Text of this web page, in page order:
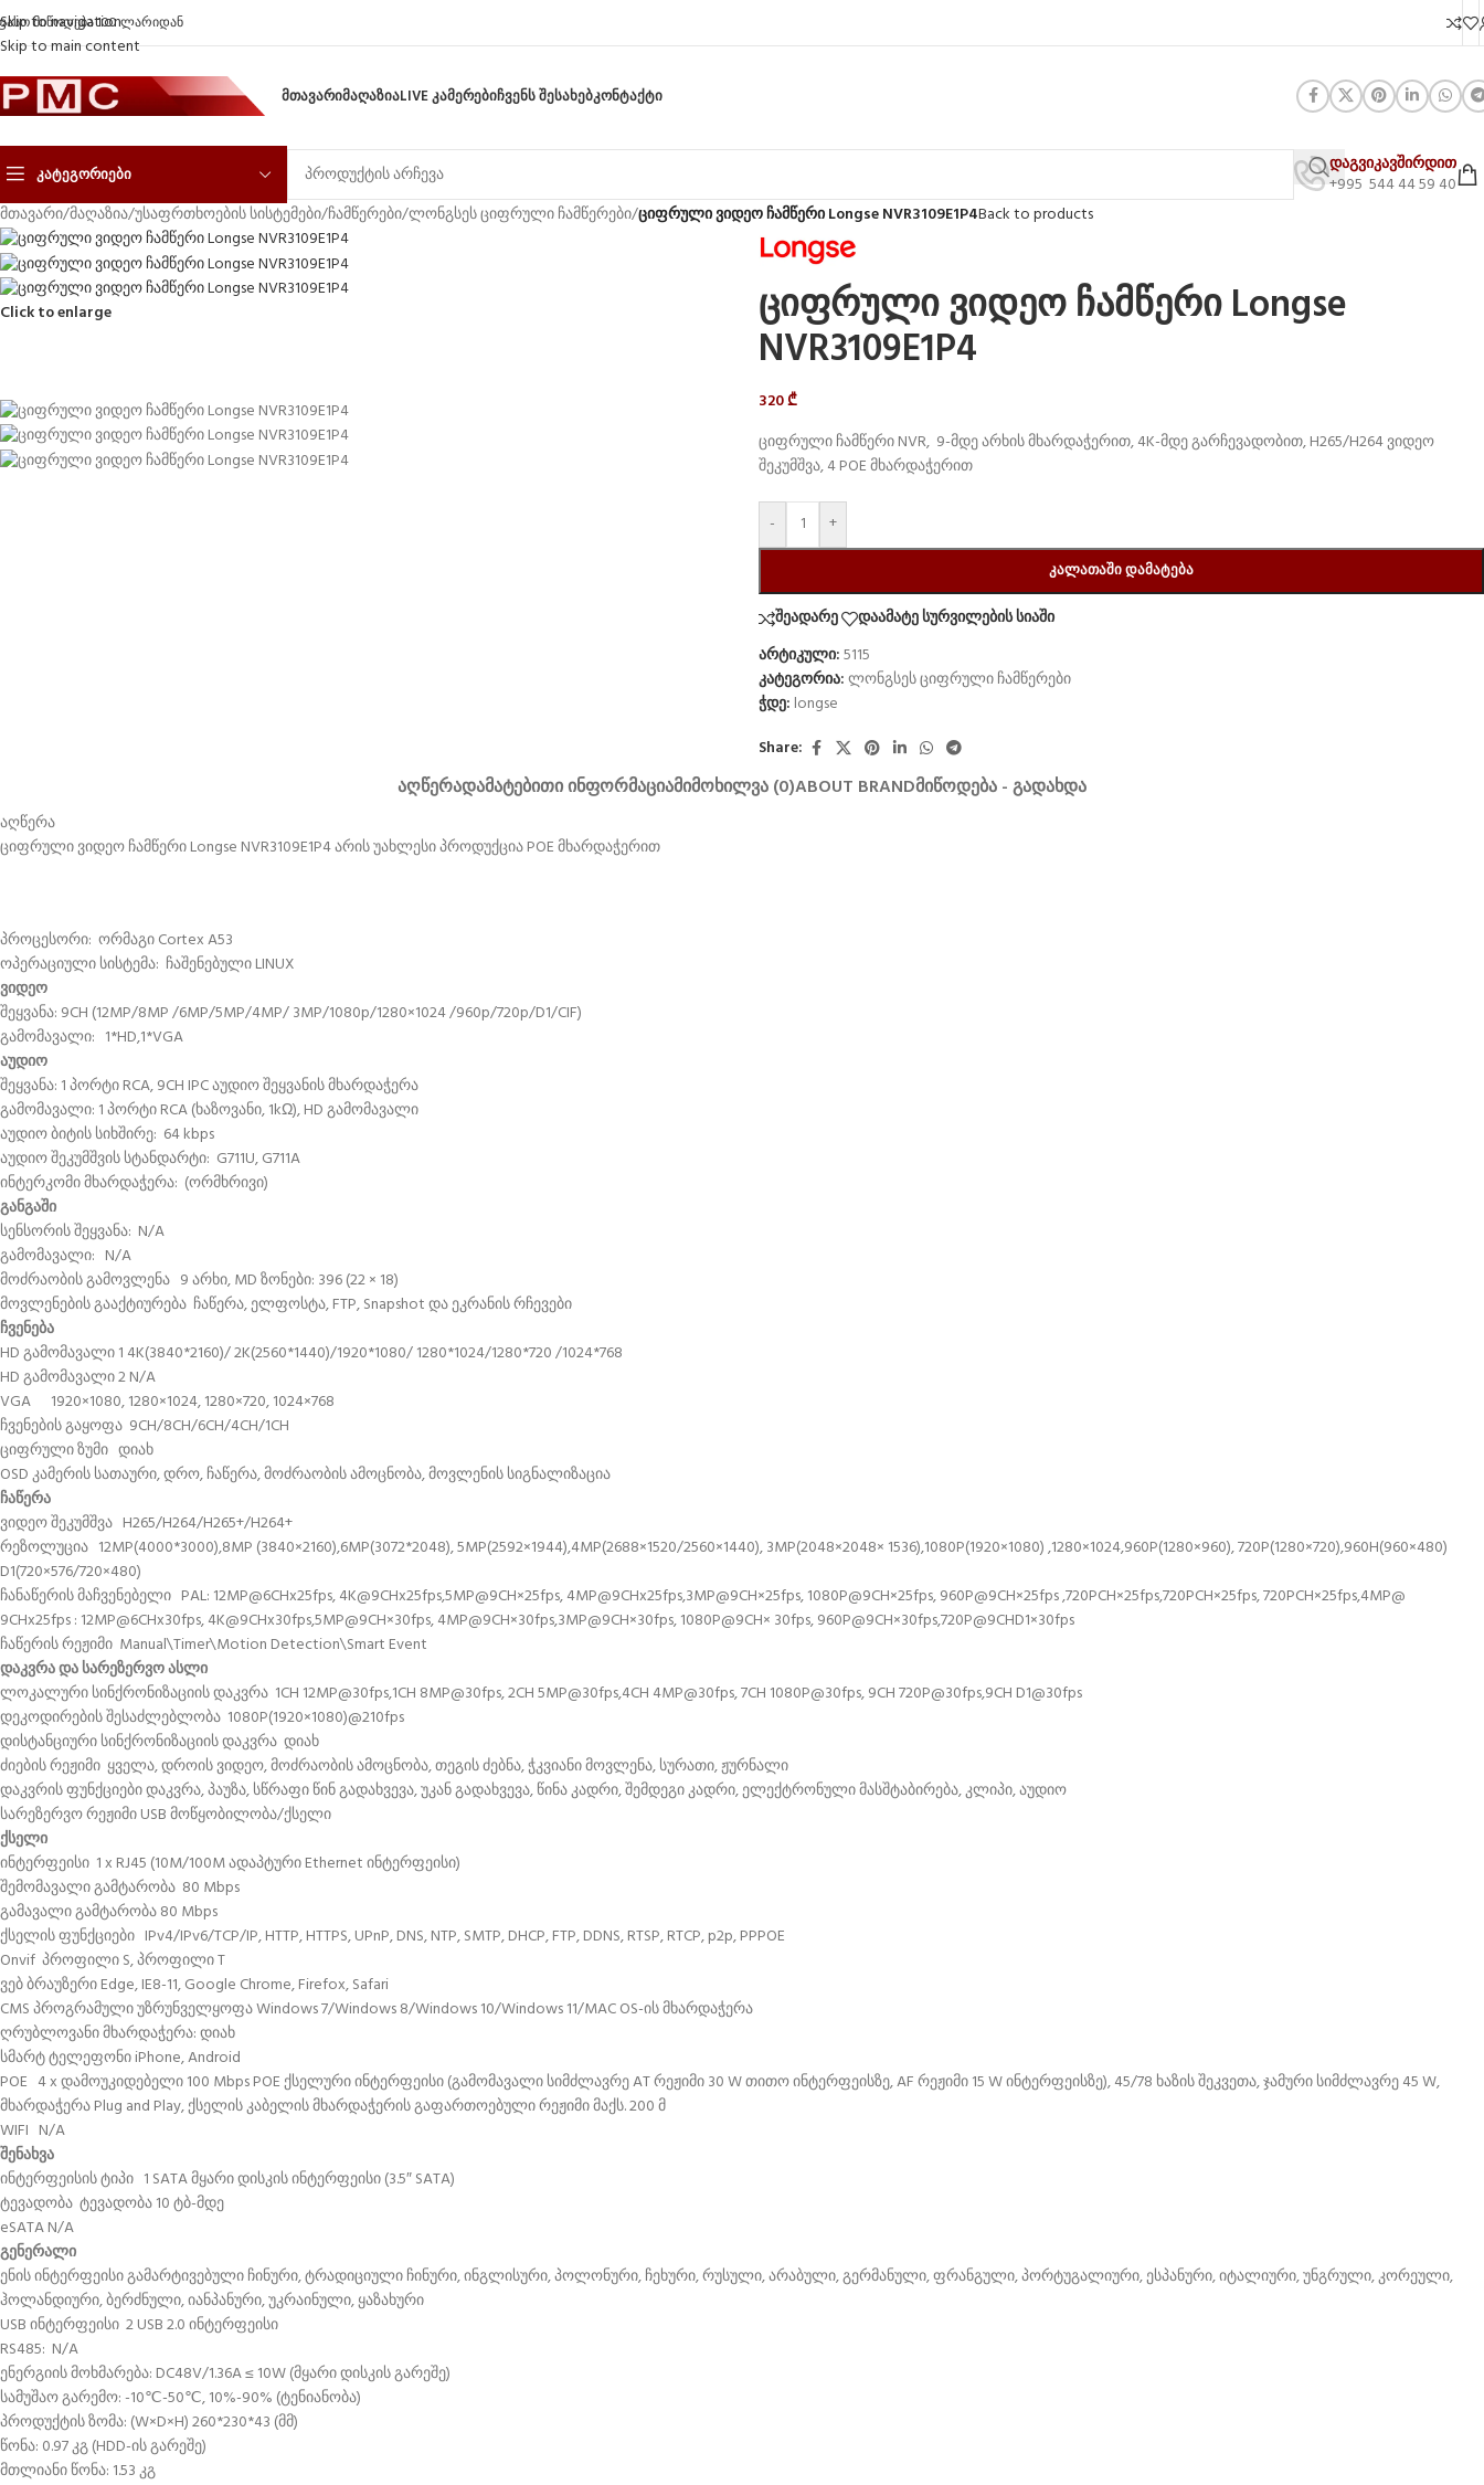
Skip to navigation
Skip to main content
მიწოდება 100 ლარიდან
ᲛᲗᲐᲕᲐᲠᲘᲛᲐᲦᲐᲖᲘᲐLIVE ᲙᲐᲛᲔᲠᲔᲑᲘᲩᲕᲔᲜᲡ ᲨᲔᲡᲐᲮᲔᲑᲙᲝᲜᲢᲐᲥᲢᲘ
ᲙᲐᲢᲔᲒᲝᲠᲘᲔᲑᲘ
დაგვიკავშირდით
+995 544 44 59 40
მთავარი/მაღაზია/უსაფრთხოების სისტემები/ჩამწერები/ლონგსეს ციფრული ჩამწერები/ციფრული ვიდეო ჩამწერი Longse NVR3109E1P4Back to products
Click to enlarge ციფრული ვიდეო ჩამწერი Longse
NVR3109E1P4
320₾
ციფრული ჩამწერი NVR, 9-მდე არხის მხარდაჭერით, 4K-მდე გარჩევადობით, H265/H264 ვიდეო
შეკუმშვა, 4 POE მხარდაჭერით
- +
ᲙᲐᲚᲐᲗᲐᲨᲘ ᲓᲐᲛᲐᲢᲔᲑᲐ
შეადარე
დაამატე სურვილების სიაში
არტიკული:5115
კატეგორია:ლონგსეს ციფრული ჩამწერები
ჭდე: longse
Share:
ᲐᲦᲬᲔᲠᲐᲓᲐᲛᲐᲢᲔᲑᲘᲗᲘ ᲘᲜᲤᲝᲠᲛᲐᲪᲘᲐᲛᲘᲛᲝᲮᲘᲚᲕᲐ (0)ABOUT BRANDᲛᲘᲬᲝᲓᲔᲑᲐ - ᲒᲐᲓᲐᲮᲓᲐ
აღწერა
ციფრული ვიდეო ჩამწერი Longse NVR3109E1P4 არის უახლესი პროდუქცია POE მხარდაჭერით
პროცესორი: ორმაგი Cortex A53
ოპერაციული სისტემა: ჩაშენებული LINUX
ვიდეო
შეყვანა: 9CH (12MP/8MP /6MP/5MP/4MP/ 3MP/1080p/1280×1024 /960p/720p/D1/CIF)
გამომავალი: 1*HD,1*VGA
აუდიო
შეყვანა: 1 პორტი RCA, 9CH IPC აუდიო შეყვანის მხარდაჭერა
გამომავალი: 1 პორტი RCA (ხაზოვანი, 1kΩ), HD გამომავალი
აუდიო ბიტის სიხშირე: 64 kbps
აუდიო შეკუმშვის სტანდარტი: G711U, G711A
ინტერკომი მხარდაჭერა: (ორმხრივი)
განგაში
სენსორის შეყვანა: N/A
გამომავალი: N/A
მოძრაობის გამოვლენა 9 არხი, MD ზონები: 396 (22 × 18)
მოვლენების გააქტიურება ჩაწერა, ელფოსტა, FTP, Snapshot და ეკრანის რჩევები
ჩვენება
HD გამომავალი 1 4K(3840*2160)/ 2K(2560*1440)/1920*1080/ 1280*1024/1280*720 /1024*768
HD გამომავალი 2 N/A
VGA 1920×1080, 1280×1024, 1280×720, 1024×768
ჩვენების გაყოფა 9CH/8CH/6CH/4CH/1CH
ციფრული ზუმი დიახ
OSD კამერის სათაური, დრო, ჩაწერა, მოძრაობის ამოცნობა, მოვლენის სიგნალიზაცია
ჩაწერა
ვიდეო შეკუმშვა H265/H264/H265+/H264+
რეზოლუცია 12MP(4000*3000),8MP (3840×2160),6MP(3072*2048), 5MP(2592×1944),4MP(2688×1520/2560×1440), 3MP(2048×2048× 1536),1080P(1920×1080) ,1280×1024,960P(1280×960), 720P(1280×720),960H(960×480)
D1(720×576/720×480)
ჩანაწერის მაჩვენებელი PAL: 12MP@6CHx25fps, 4K@9CHx25fps,5MP@9CH×25fps, 4MP@9CHx25fps,3MP@9CH×25fps, 1080P@9CH×25fps, 960P@9CH×25fps ,720PCH×25fps,720PCH×25fps, 720PCH×25fps,4MP@
9CHx25fps : 12MP@6CHx30fps, 4K@9CHx30fps,5MP@9CH×30fps, 4MP@9CH×30fps,3MP@9CH×30fps, 1080P@9CH× 30fps, 960P@9CH×30fps,720P@9CHD1×30fps
ჩაწერის რეჟიმი Manual\Timer\Motion Detection\Smart Event
დაკვრა და სარეზერვო ასლი
ლოკალური სინქრონიზაციის დაკვრა 1CH 12MP@30fps,1CH 8MP@30fps, 2CH 5MP@30fps,4CH 4MP@30fps, 7CH 1080P@30fps, 9CH 720P@30fps,9CH D1@30fps
დეკოდირების შესაძლებლობა 1080P(1920×1080)@210fps
დისტანციური სინქრონიზაციის დაკვრა დიახ
ძიების რეჟიმი ყველა, დროის ვიდეო, მოძრაობის ამოცნობა, თეგის ძებნა, ჭკვიანი მოვლენა, სურათი, ჟურნალი
დაკვრის ფუნქციები დაკვრა, პაუზა, სწრაფი წინ გადახვევა, უკან გადახვევა, წინა კადრი, შემდეგი კადრი, ელექტრონული მასშტაბირება, კლიპი, აუდიო
სარეზერვო რეჟიმი USB მოწყობილობა/ქსელი
ქსელი
ინტერფეისი 1 x RJ45 (10M/100M ადაპტური Ethernet ინტერფეისი)
შემომავალი გამტარობა 80 Mbps
გამავალი გამტარობა 80 Mbps
ქსელის ფუნქციები IPv4/IPv6/TCP/IP, HTTP, HTTPS, UPnP, DNS, NTP, SMTP, DHCP, FTP, DDNS, RTSP, RTCP, p2p, PPPOE
Onvif პროფილი S, პროფილი T
ვებ ბრაუზერი Edge, IE8-11, Google Chrome, Firefox, Safari
CMS პროგრამული უზრუნველყოფა Windows 7/Windows 8/Windows 10/Windows 11/MAC OS-ის მხარდაჭერა
ღრუბლოვანი მხარდაჭერა: დიახ
სმარტ ტელეფონი iPhone, Android
POE 4 x დამოუკიდებელი 100 Mbps POE ქსელური ინტერფეისი (გამომავალი სიმძლავრე AT რეჟიმი 30 W თითო ინტერფეისზე, AF რეჟიმი 15 W ინტერფეისზე), 45/78 ხაზის შეკვეთა, ჯამური სიმძლავრე 45 W,
მხარდაჭერა Plug and Play, ქსელის კაბელის მხარდაჭერის გაფართოებული რეჟიმი მაქს. 200 მ
WIFI N/A
შენახვა
ინტერფეისის ტიპი 1 SATA მყარი დისკის ინტერფეისი (3.5″ SATA)
ტევადობა ტევადობა 10 ტბ-მდე
eSATA N/A
გენერალი
ენის ინტერფეისი გამარტივებული ჩინური, ტრადიციული ჩინური, ინგლისური, პოლონური, ჩეხური, რუსული, არაბული, გერმანული, ფრანგული, პორტუგალიური, ესპანური, იტალიური, უნგრული, კორეული,
ჰოლანდიური, ბერძნული, იანპანური, უკრაინული, ყაზახური
USB ინტერფეისი 2 USB 2.0 ინტერფეისი
RS485: N/A
ენერგიის მოხმარება: DC48V/1.36A ≤ 10W (მყარი დისკის გარეშე)
სამუშაო გარემო: -10℃-50℃, 10%-90% (ტენიანობა)
პროდუქტის ზომა: (W×D×H) 260*230*43 (მმ)
წონა: 0.97 კგ (HDD-ის გარეშე)
მთლიანი წონა: 1.53 კგ